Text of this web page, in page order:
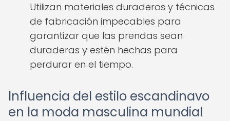
Utilizan materiales duraderos y técnicas
de fabricación impecables para
garantizar que las prendas sean
duraderas y estén hechas para
perdurar en el tiempo.
Influencia del estilo escandinavo
en la moda masculina mundial